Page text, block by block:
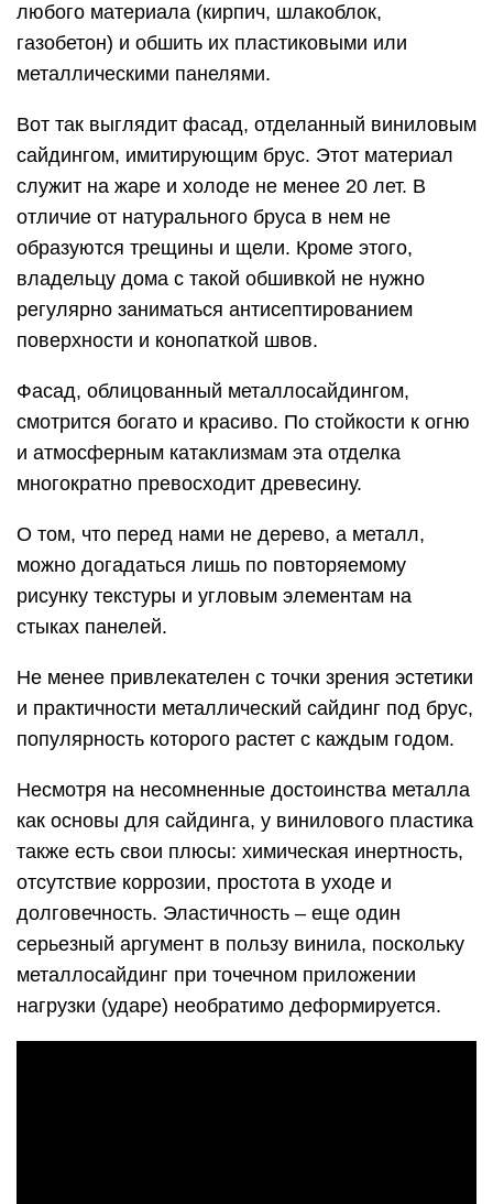
любого материала (кирпич, шлакоблок,
газобетон) и обшить их пластиковыми или
металлическими панелями.
Вот так выглядит фасад, отделанный виниловым
сайдингом, имитирующим брус. Этот материал
служит на жаре и холоде не менее 20 лет. В
отличие от натурального бруса в нем не
образуются трещины и щели. Кроме этого,
владельцу дома с такой обшивкой не нужно
регулярно заниматься антисептированием
поверхности и конопаткой швов.
Фасад, облицованный металлосайдингом,
смотрится богато и красиво. По стойкости к огню
и атмосферным катаклизмам эта отделка
многократно превосходит древесину.
О том, что перед нами не дерево, а металл,
можно догадаться лишь по повторяемому
рисунку текстуры и угловым элементам на
стыках панелей.
Не менее привлекателен с точки зрения эстетики
и практичности металлический сайдинг под брус,
популярность которого растет с каждым годом.
Несмотря на несомненные достоинства металла
как основы для сайдинга, у винилового пластика
также есть свои плюсы: химическая инертность,
отсутствие коррозии, простота в уходе и
долговечность. Эластичность – еще один
серьезный аргумент в пользу винила, поскольку
металлосайдинг при точечном приложении
нагрузки (ударе) необратимо деформируется.